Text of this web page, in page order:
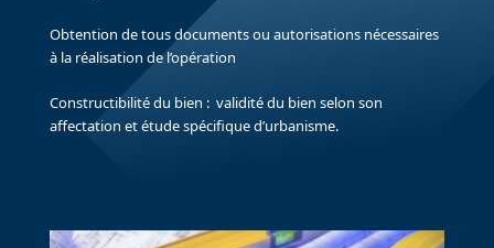
Obtention de tous documents ou autorisations nécessaires
à la réalisation de l’opération
Constructibilité du bien : validité du bien selon son
affectation et étude spécifique d’urbanisme.